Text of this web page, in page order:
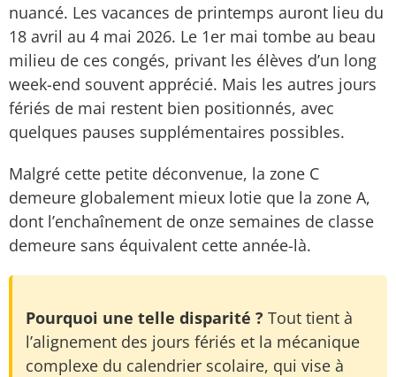
nuancé. Les vacances de printemps auront lieu du
18 avril au 4 mai 2026. Le 1er mai tombe au beau
milieu de ces congés, privant les élèves d’un long
week-end souvent apprécié. Mais les autres jours
fériés de mai restent bien positionnés, avec
quelques pauses supplémentaires possibles.
Malgré cette petite déconvenue, la zone C
demeure globalement mieux lotie que la zone A,
dont l’enchaînement de onze semaines de classe
demeure sans équivalent cette année-là.
Pourquoi une telle disparité ? Tout tient à
l’alignement des jours fériés et la mécanique
complexe du calendrier scolaire, qui vise à